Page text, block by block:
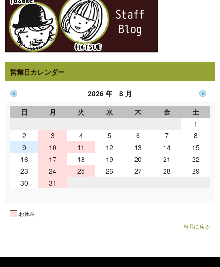
営業日カレンダー
2026 年 8 月
日
月 火 水 木 金
土
1
2
3 4 5 6 7
8
9
10 11 12 13 14
15
16
17 18 19 20 21
22
23
24 25 26 27 28
29
30
31
お休み
当月に戻る